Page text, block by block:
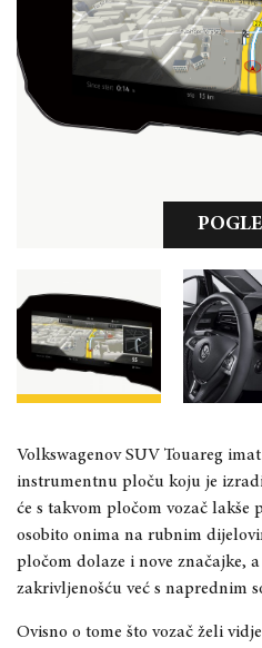
Volkswagenov SUV Touareg
instrumentnu ploču koju je
će s takvom pločom vozač
osobito onima na rubnim
pločom dolaze i nove značajke, a
zakrivljenošću već s naprednim
Ovisno o tome što vozač želi